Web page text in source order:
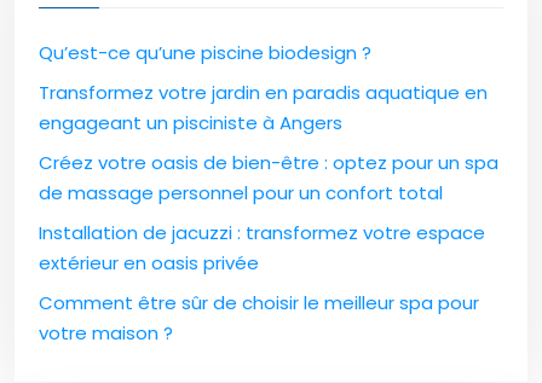
Qu’est-ce qu’une piscine biodesign ?
Transformez votre jardin en paradis aquatique en
engageant un pisciniste à Angers
Créez votre oasis de bien-être : optez pour un spa
de massage personnel pour un confort total
Installation de jacuzzi : transformez votre espace
extérieur en oasis privée
Comment être sûr de choisir le meilleur spa pour
votre maison ?